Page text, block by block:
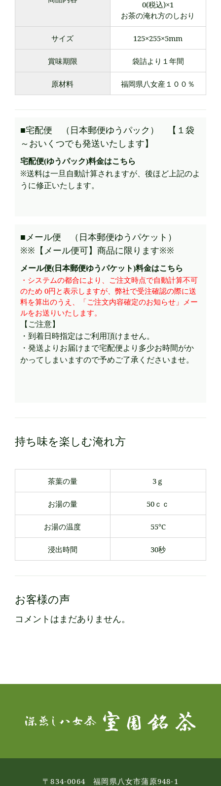
0(税込)×1
お茶の淹れ方のしおり
サイズ 125×255×5mm
賞味期限 袋詰より１年間
原材料 福岡県八女産１００％
■宅配便 （日本郵便ゆうパック） 【１袋
～おいくつでも発送いたします】
宅配便(ゆうパック)料金はこちら
※送料は一旦自動計算されますが、後ほど上記のよ
うに修正いたします。
■メール便 （日本郵便ゆうパケット）
※※【メール便可】商品に限ります※※
メール便(日本郵便ゆうパケット)料金はこちら
・システムの都合により、ご注文時点で自動計算不可
のため 0円と表示しますが、弊社で受注確認の際に送
料を算出のうえ、「ご注文内容確定のお知らせ」メー
ルをお送りいたします。
【ご注意】
・到着日時指定はご利用頂けません。
・発送よりお届けまで宅配便より多少お時間がか
かってしまいますので予めご了承くださいませ。
持ち味を楽しむ淹れ方
茶葉の量 3ｇ
お湯の量 50ｃｃ
お湯の温度 55℃
浸出時間 30秒
お客様の声
コメントはまだありません。
〒834-0064 福岡県八女市蒲原948-1